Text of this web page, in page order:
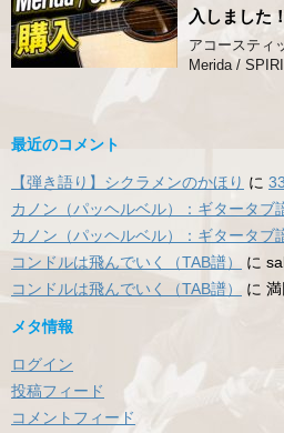
入しました！
アコースティ
Merida /
最近のコメント
【弾き語り】シクラメンのかほり に
カノン（パッヘルベル）：ギタータブ
カノン（パッヘルベル）：ギタータブ
コンドルは飛んでいく（TAB譜）
に
コンドルは飛んでいく（TAB譜）
に 満
メタ情報
ログイン
投稿フィード
コメントフィード